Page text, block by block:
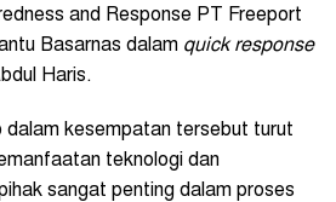
and Response PT Freeport
Basarnas dalam quick response
Haris.
dalam kesempatan tersebut turut
teknologi dan
sangat penting dalam proses